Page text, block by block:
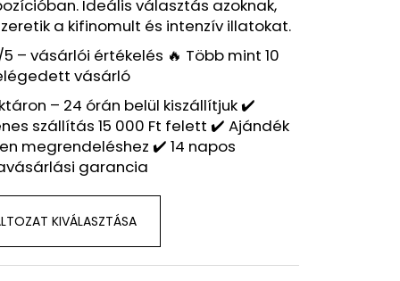
Ideális választás azoknak,
a kifinomult és intenzív illatokat.
5 – vásárlói értékelés 🔥 Több mint 10
vásárló
– 24 órán belül kiszállítjuk ✔️
szállítás 15 000 Ft felett ✔️ Ajándék
megrendeléshez ✔️ 14 napos
garancia
KIVÁLASZTÁSA
– BOSS NUIT POUR
ILLAT – HUGO